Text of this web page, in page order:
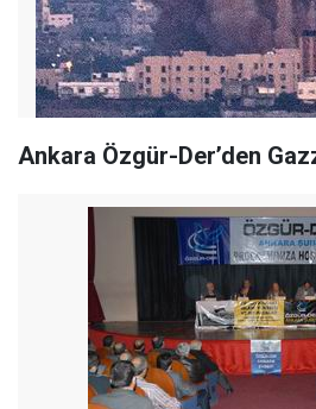
Ankara Özgür-Der’den